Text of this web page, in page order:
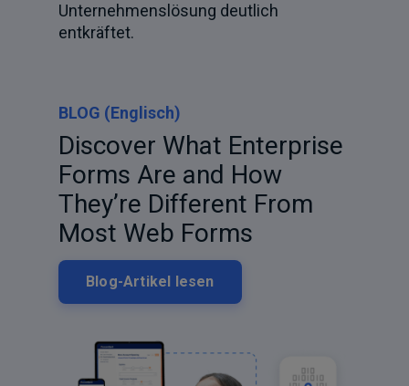
Unternehmenslösung deutlich
entkräftet.
BLOG (Englisch)
Discover What Enterprise
Forms Are and How
They’re Different From
Most Web Forms
Blog-Artikel lesen